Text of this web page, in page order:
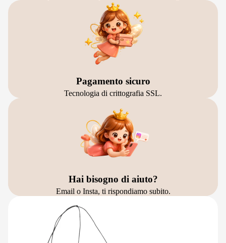
Pagamento sicuro
Tecnologia di crittografia SSL.
Hai bisogno di aiuto?
Email o Insta, ti rispondiamo subito.